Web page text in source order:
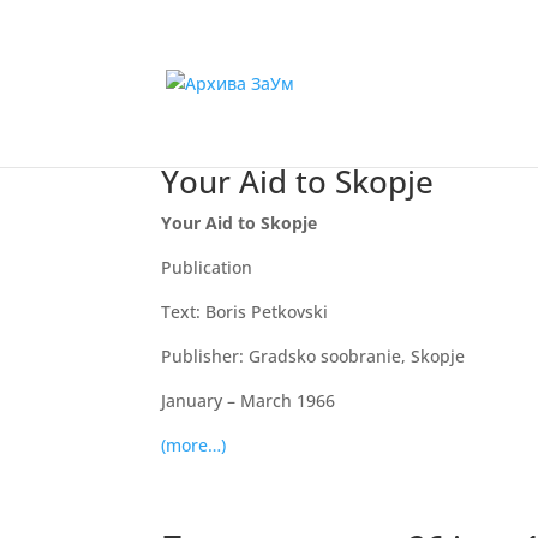
Your Aid to Skopje
Your Aid to Skopje
Publication
Text: Boris Petkovski
Publisher: Gradsko soobranie, Skopje
January – March 1966
(more…)